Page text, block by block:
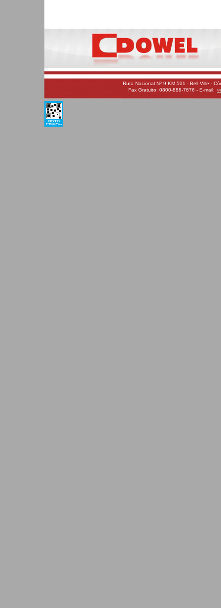
Ruta Nacional Nº 9 KM 501 - Bell Ville -
Fax Gratuito: 0800-888-7676 - E-mail: